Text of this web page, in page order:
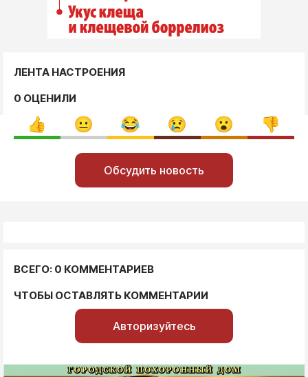
ЛЕНТА НАСТРОЕНИЯ
0 ОЦЕНИЛИ
Обсудить новость
ВСЕГО: 0 КОММЕНТАРИЕВ
ЧТОБЫ ОСТАВЛЯТЬ КОММЕНТАРИИ
Авторизуйтесь